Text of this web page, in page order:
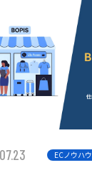
ECノウハウ